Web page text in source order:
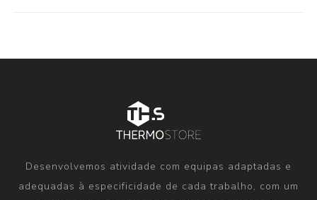
Desenvolvemos atividade com equipas adaptadas e
adequadas à especificidade de cada trabalho, com um